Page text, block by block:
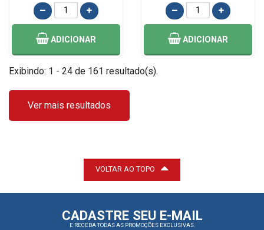
ADICIONAR ADICIONAR
Exibindo: 1 - 24 de 161 resultado(s).
Ver mais resultados
VOLTAR AO TOPO
CADASTRE SEU E-MAIL
E RECEBA TODAS AS PROMOÇÕES EXCLUSIVAS.